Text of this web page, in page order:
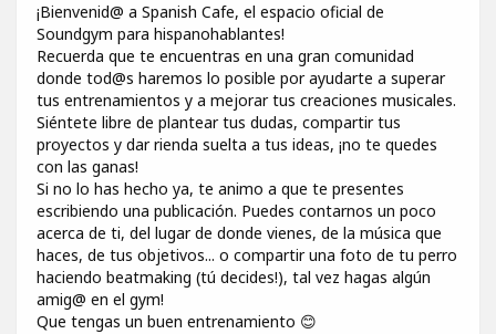
¡Bienvenid@ a Spanish Cafe, el espacio oficial de
Soundgym para hispanohablantes!
Recuerda que te encuentras en una gran comunidad
donde tod@s haremos lo posible por ayudarte a superar
tus entrenamientos y a mejorar tus creaciones musicales.
Siéntete libre de plantear tus dudas, compartir tus
proyectos y dar rienda suelta a tus ideas, ¡no te quedes
con las ganas!
Si no lo has hecho ya, te animo a que te presentes
escribiendo una publicación. Puedes contarnos un poco
acerca de ti, del lugar de donde vienes, de la música que
haces, de tus objetivos... o compartir una foto de tu perro
haciendo beatmaking (tú decides!), tal vez hagas algún
amig@ en el gym!
Que tengas un buen entrenamiento 😊